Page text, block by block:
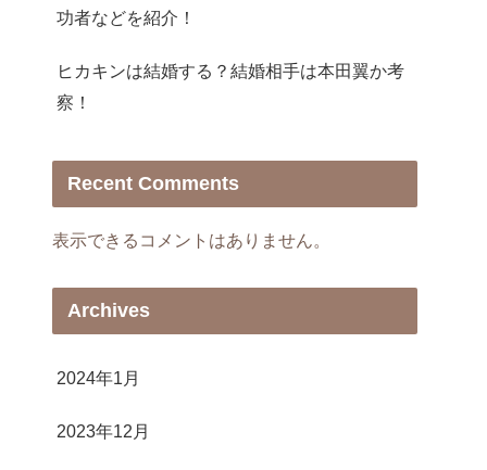
功者などを紹介！
ヒカキンは結婚する？結婚相手は本田翼か考
察！
Recent Comments
表示できるコメントはありません。
Archives
2024年1月
2023年12月